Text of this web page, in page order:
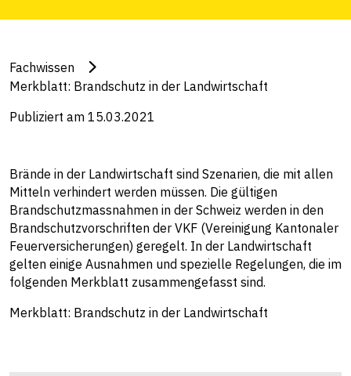
Fachwissen
Merkblatt: Brandschutz in der Landwirtschaft
Publiziert am 15.03.2021
Brände in der Landwirtschaft sind Szenarien, die mit allen
Mitteln verhindert werden müssen. Die gültigen
Brandschutzmassnahmen in der Schweiz werden in den
Brandschutzvorschriften der VKF (Vereinigung Kantonaler
Feuerversicherungen) geregelt. In der Landwirtschaft
gelten einige Ausnahmen und spezielle Regelungen, die im
folgenden Merkblatt zusammengefasst sind.
Merkblatt: Brandschutz in der Landwirtschaft